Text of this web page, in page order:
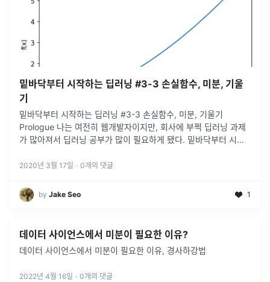
밑바닥부터 시작하는 딥러닝 #3-3 손실함수, 미분, 기울
기
밑바닥부터 시작하는 딥러닝 #3-3 손실함수, 미분, 기울기
Prologue 나는 여전히 웹개발자이지만, 회사에 부쩍 딥러닝 과제
가 많아져서 딥러닝 공부가 많이 필요하게 됐다. 밑바닥부터 시작
손실함수...
2020년 3월 17일 · 0개의 댓글
by Jake Seo 1
데이터 사이언스에서 미분이 필요한 이유?
데이터 사이언스에서 미분이 필요한 이유, 경사하강법
2022년 4월 16일 · 0개의 댓글